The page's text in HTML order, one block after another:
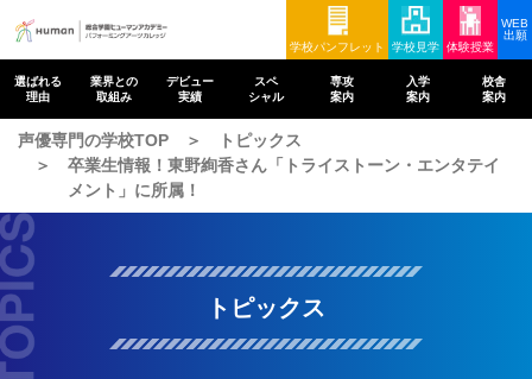
学校パンフレット 学校見学 体験授業
WEB
出願
選ばれる
理由
業界との
取組み
デビュー
実績
スペ
シャル
専攻
案内
入学
案内
校舎
案内
声優専門の学校TOP
トピックス
卒業生情報！東野絢香さん「トライストーン・エンタテイ
メント」に所属！
トピックス